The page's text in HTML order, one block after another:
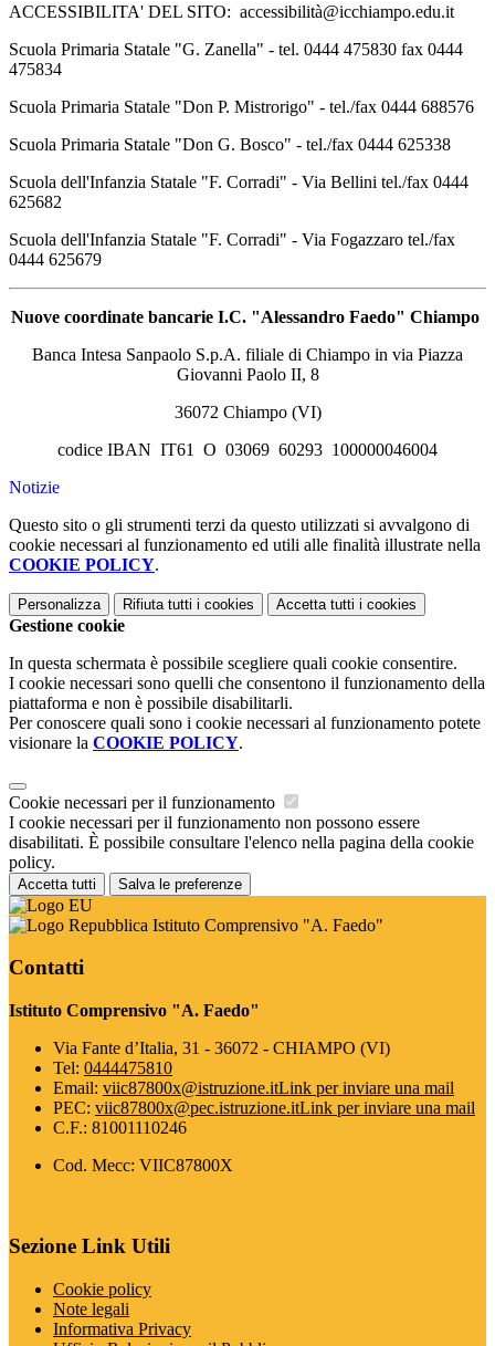
ACCESSIBILITA' DEL SITO: accessibilità@icchiampo.edu.it
Scuola Primaria Statale "G. Zanella" - tel. 0444 475830 fax 0444
475834
Scuola Primaria Statale "Don P. Mistrorigo" - tel./fax 0444 688576
Scuola Primaria Statale "Don G. Bosco" - tel./fax 0444 625338
Scuola dell'Infanzia Statale "F. Corradi" - Via Bellini tel./fax 0444
625682
Scuola dell'Infanzia Statale "F. Corradi" - Via Fogazzaro tel./fax
0444 625679
Nuove coordinate bancarie I.C. "Alessandro Faedo" Chiampo
Banca Intesa Sanpaolo S.p.A. filiale di Chiampo in via Piazza
Giovanni Paolo II, 8
36072 Chiampo (VI)
codice IBAN IT61 O 03069 60293 100000046004
Notizie
Questo sito o gli strumenti terzi da questo utilizzati si avvalgono di
cookie necessari al funzionamento ed utili alle finalità illustrate nella
COOKIE POLICY.
Personalizza Rifiuta tutti i cookies Accetta tutti i cookies
Gestione cookie
In questa schermata è possibile scegliere quali cookie consentire.
I cookie necessari sono quelli che consentono il funzionamento della
piattaforma e non è possibile disabilitarli.
Per conoscere quali sono i cookie necessari al funzionamento potete
visionare la COOKIE POLICY.
Cookie necessari per il funzionamento
I cookie necessari per il funzionamento non possono essere
disabilitati. È possibile consultare l'elenco nella pagina della cookie
policy.
Accetta tutti Salva le preferenze
Istituto Comprensivo "A. Faedo"
Contatti
Istituto Comprensivo "A. Faedo"
Via Fante d’Italia, 31 - 36072 - CHIAMPO (VI)
Tel: 0444475810
Email: viic87800x@istruzione.itLink per inviare una mail
PEC: viic87800x@pec.istruzione.itLink per inviare una mail
C.F.: 81001110246
Cod. Mecc: VIIC87800X
Sezione Link Utili
Cookie policy
Note legali
Informativa Privacy